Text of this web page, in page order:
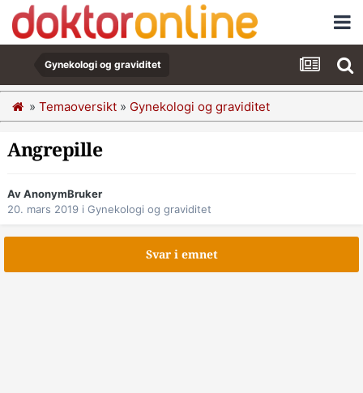
Gynekologi og graviditet
» Temaoversikt » Gynekologi og graviditet
Angrepille
Av AnonymBruker
20. mars 2019 i Gynekologi og graviditet
Svar i emnet